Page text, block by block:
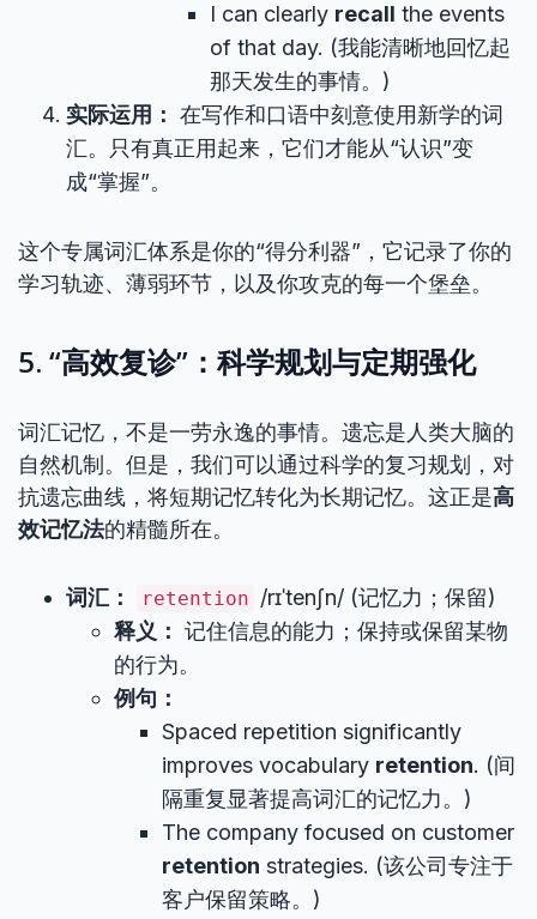
I can clearly recall the events
of that day. (我能清晰地回忆起
那天发生的事情。)
实际运用： 在写作和口语中刻意使用新学的词
汇。只有真正用起来，它们才能从“认识”变
成“掌握”。
这个专属词汇体系是你的“得分利器”，它记录了你的
学习轨迹、薄弱环节，以及你攻克的每一个堡垒。
5. “高效复诊”：科学规划与定期强化
词汇记忆，不是一劳永逸的事情。遗忘是人类大脑的
自然机制。但是，我们可以通过科学的复习规划，对
抗遗忘曲线，将短期记忆转化为长期记忆。这正是高
效记忆法的精髓所在。
词汇： retention /rɪˈtenʃn/ (记忆力；保留)
释义： 记住信息的能力；保持或保留某物
的行为。
例句：
Spaced repetition significantly
improves vocabulary retention. (间
隔重复显著提高词汇的记忆力。)
The company focused on customer
retention strategies. (该公司专注于
客户保留策略。)